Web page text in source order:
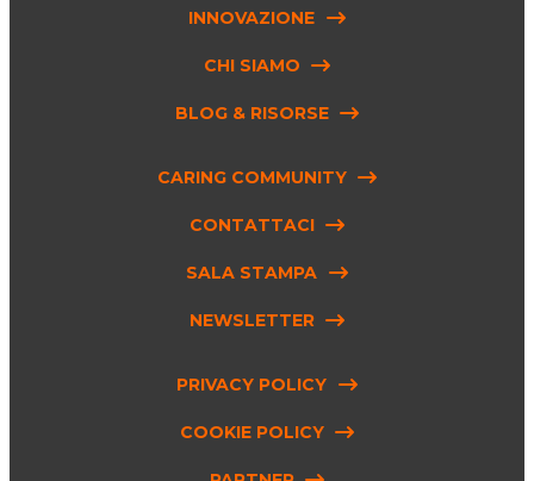
INNOVAZIONE
CHI SIAMO
BLOG & RISORSE
CARING COMMUNITY
CONTATTACI
SALA STAMPA
NEWSLETTER
PRIVACY POLICY
COOKIE POLICY